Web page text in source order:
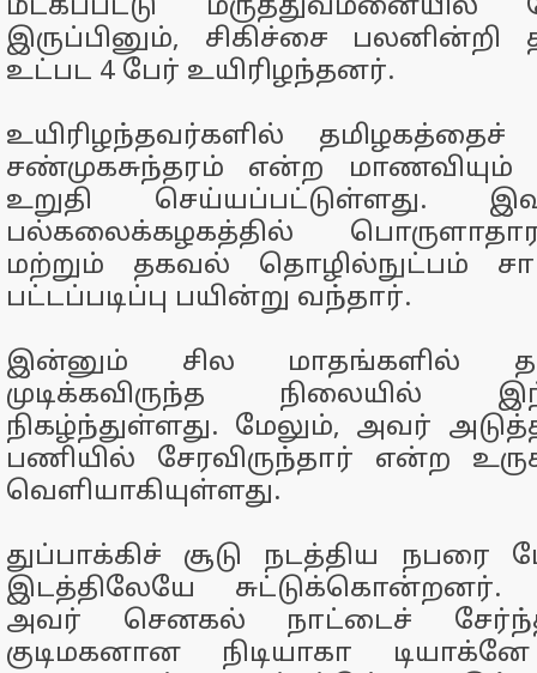
மீட்கப்பட்டு மருத்துவமனையில்
இருப்பினும், சிகிச்சை
உட்பட 4 பேர் உயிரிழந்தனர்.
உயிரிழந்தவர்களில்
சண்முகசுந்தரம் என்ற மாணவியும்
உறுதி செய்யப்பட்டுள்ளது.
பல்கலைக்கழகத்தில்
மற்றும் தகவல் தொழில்நுட்பம்
பட்டப்படிப்பு பயின்று வந்தார்.
இன்னும் சில மாதங்களில்
முடிக்கவிருந்த நிலையில்
நிகழ்ந்துள்ளது. மேலும், அவர்
பணியில் சேரவிருந்தார் என்ற
வெளியாகியுள்ளது.
துப்பாக்கிச் சூடு நடத்திய
இடத்திலேயே சுட்டுக்கொன்றனர்.
அவர் செனகல் நாட்டைச்
குடிமகனான நிடியாகா